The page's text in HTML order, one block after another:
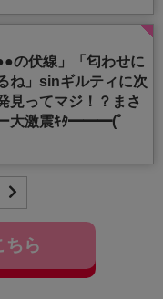
の伏線」「匂わせに
ね」sinギルティに次
見ってマジ！？まさ
大激震ｷﾀ━━━(ﾟ
ちら